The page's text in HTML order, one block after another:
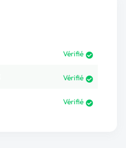
Vérifié
Vérifié
Vérifié